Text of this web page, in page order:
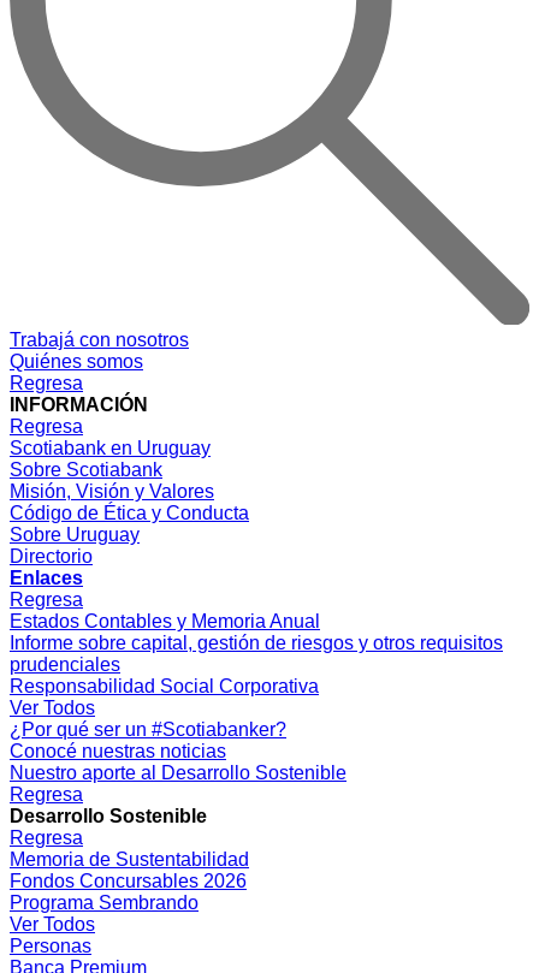
Trabajá con nosotros
Quiénes somos
Regresa
INFORMACIÓN
Regresa
Scotiabank en Uruguay
Sobre Scotiabank
Misión, Visión y Valores
Código de Ética y Conducta
Sobre Uruguay
Directorio
Enlaces
Regresa
Estados Contables y Memoria Anual
Informe sobre capital, gestión de riesgos y otros requisitos
prudenciales
Responsabilidad Social Corporativa
Ver Todos
¿Por qué ser un #Scotiabanker?
Conocé nuestras noticias
Nuestro aporte al Desarrollo Sostenible
Regresa
Desarrollo Sostenible
Regresa
Memoria de Sustentabilidad
Fondos Concursables 2026
Programa Sembrando
Ver Todos
Personas
Banca Premium